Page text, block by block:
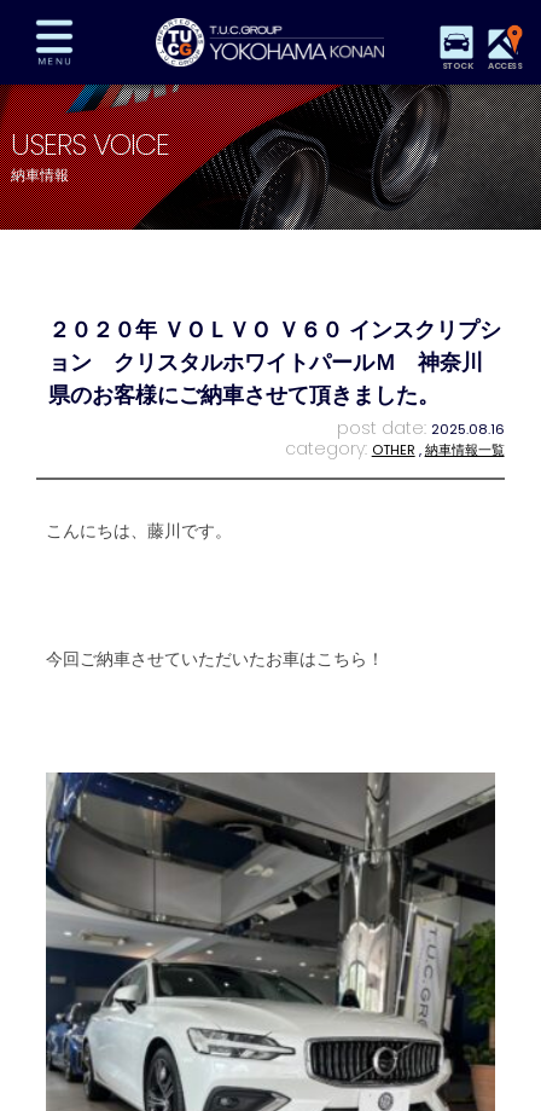
STOCK ACCESS
在庫車両情報 保証&サービス パーツリスト
TUCとは？ 店舗情報 アクセスマップ
全国納車 特別作業 注文販売
プライバシーポリシー スタッフblog 納車blog
USERS VOICE
納車情報
２０２０年 ＶＯＬＶＯ Ｖ６０ インスクリプシ
ョン クリスタルホワイトパールＭ 神奈川
県のお客様にご納車させて頂きました。
post date: 2025.08.16
category: OTHER ,納車情報一覧
こんにちは、藤川です。
今回ご納車させていただいたお車はこちら！